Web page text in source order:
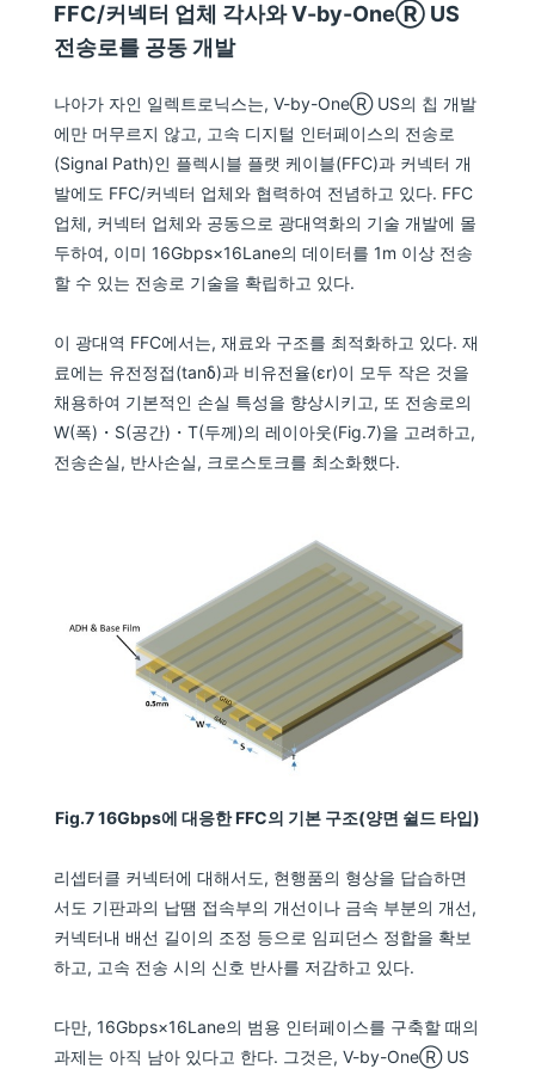
FFC/커넥터 업체 각사와 V-by-OneⓇ US
전송로를 공동 개발
나아가 자인 일렉트로닉스는, V-by-OneⓇ US의 칩 개발
에만 머무르지 않고, 고속 디지털 인터페이스의 전송로
(Signal Path)인 플렉시블 플랫 케이블(FFC)과 커넥터 개
발에도 FFC/커넥터 업체와 협력하여 전념하고 있다. FFC
업체, 커넥터 업체와 공동으로 광대역화의 기술 개발에 몰
두하여, 이미 16Gbps×16Lane의 데이터를 1m 이상 전송
할 수 있는 전송로 기술을 확립하고 있다.
이 광대역 FFC에서는, 재료와 구조를 최적화하고 있다. 재
료에는 유전정접(tanδ)과 비유전율(εr)이 모두 작은 것을
채용하여 기본적인 손실 특성을 향상시키고, 또 전송로의
W(폭)・S(공간)・T(두께)의 레이아웃(Fig.7)을 고려하고,
전송손실, 반사손실, 크로스토크를 최소화했다.
Fig.7 16Gbps에 대응한 FFC의 기본 구조(양면 쉴드 타입)
리셉터클 커넥터에 대해서도, 현행품의 형상을 답습하면
서도 기판과의 납땜 접속부의 개선이나 금속 부분의 개선,
커넥터내 배선 길이의 조정 등으로 임피던스 정합을 확보
하고, 고속 전송 시의 신호 반사를 저감하고 있다.
다만, 16Gbps×16Lane의 범용 인터페이스를 구축할 때의
과제는 아직 남아 있다고 한다. 그것은, V-by-OneⓇ US